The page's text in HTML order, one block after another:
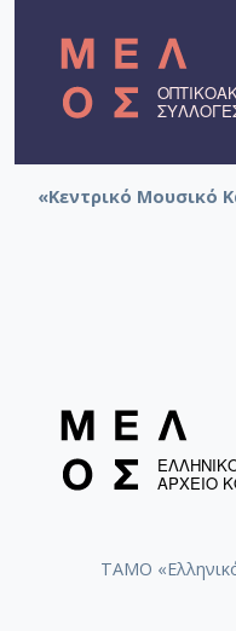
«Κεντρικό Μουσικό
ΤΑΜΟ